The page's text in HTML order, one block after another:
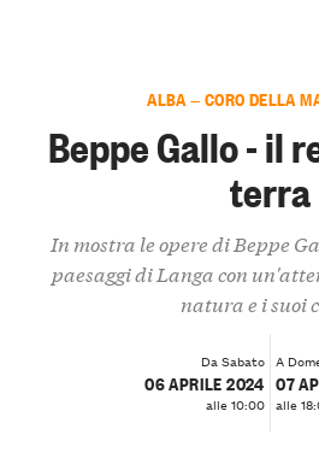
ALBA — CORO DELLA
Beppe Gallo - il
terra
In mostra le opere di Beppe
paesaggi di Langa con
natura e i suoi
Da Sabato
06 APRILE 2024
alle 10:00
A
07
alle